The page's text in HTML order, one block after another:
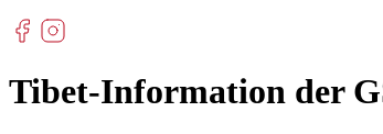
Tibet-Information der